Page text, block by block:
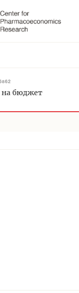
на бюджет